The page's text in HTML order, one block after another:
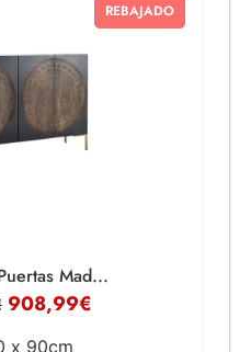
REBAJADO
Mad...
908,99€
x 90cm